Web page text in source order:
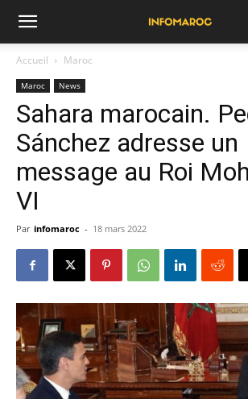
Accueil Maroc
Maroc News
Sahara marocain.
Sánchez adresse un
message au Roi
VI
Par infomaroc - 18 mars 2022